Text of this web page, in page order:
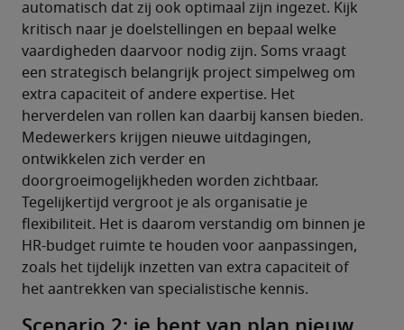
automatisch dat zij ook optimaal zijn ingezet. Kijk
kritisch naar je doelstellingen en bepaal welke
vaardigheden daarvoor nodig zijn. Soms vraagt
een strategisch belangrijk project simpelweg om
extra capaciteit of andere expertise. Het
herverdelen van rollen kan daarbij kansen bieden.
Medewerkers krijgen nieuwe uitdagingen,
ontwikkelen zich verder en
doorgroeimogelijkheden worden zichtbaar.
Tegelijkertijd vergroot je als organisatie je
flexibiliteit. Het is daarom verstandig om binnen je
HR-budget ruimte te houden voor aanpassingen,
zoals het tijdelijk inzetten van extra capaciteit of
het aantrekken van specialistische kennis.